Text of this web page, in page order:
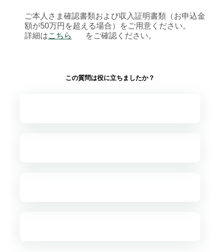
ご本人さま確認書類および収入証明書類（お申込金
額が50万円を超える場合）をご用意ください。
詳細はこちら をご確認ください。
この質問は役に立ちましたか？